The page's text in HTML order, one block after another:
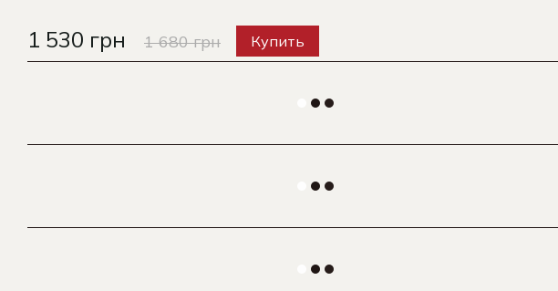
1 530 грн 1 680 грн Купить